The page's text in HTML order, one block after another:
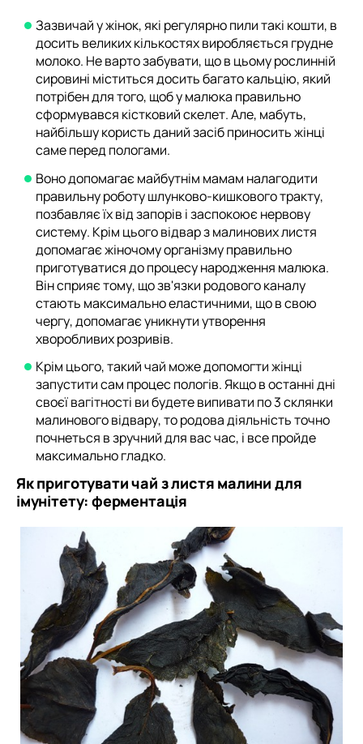
Зазвичай у жінок, які регулярно пили такі кошти, в
досить великих кількостях виробляється грудне
молоко. Не варто забувати, що в цьому рослинній
сировині міститься досить багато кальцію, який
потрібен для того, щоб у малюка правильно
сформувався кістковий скелет. Але, мабуть,
найбільшу користь даний засіб приносить жінці
саме перед пологами.
Воно допомагає майбутнім мамам налагодити
правильну роботу шлунково-кишкового тракту,
позбавляє їх від запорів і заспокоює нервову
систему. Крім цього відвар з малинових листя
допомагає жіночому організму правильно
приготуватися до процесу народження малюка.
Він сприяє тому, що зв'язки родового каналу
стають максимально еластичними, що в свою
чергу, допомагає уникнути утворення
хворобливих розривів.
Крім цього, такий чай може допомогти жінці
запустити сам процес пологів. Якщо в останні дні
своєї вагітності ви будете випивати по 3 склянки
малинового відвару, то родова діяльність точно
почнеться в зручний для вас час, і все пройде
максимально гладко.
Як приготувати чай з листя малини для
імунітету: ферментація